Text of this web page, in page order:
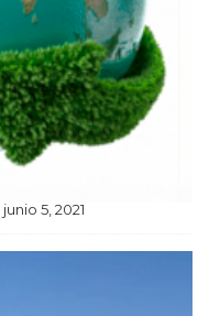
junio 5, 2021